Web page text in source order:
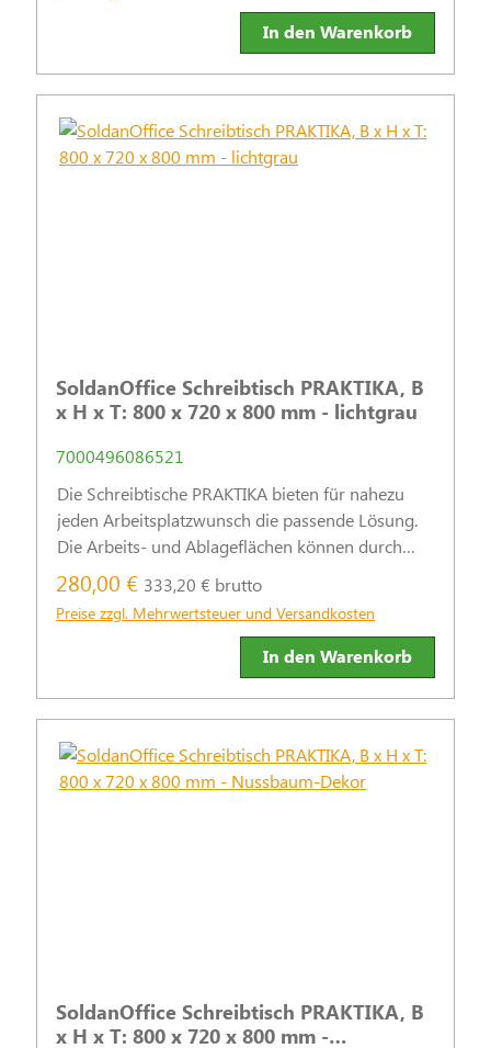
In den Warenkorb
SoldanOffice Schreibtisch PRAKTIKA, B
x H x T: 800 x 720 x 800 mm - lichtgrau
7000496086521
Die Schreibtische PRAKTIKA bieten für nahezu
jeden Arbeitsplatzwunsch die passende Lösung.
Die Arbeits- und Ablageflächen können durch
praktische Stand- und Rollcontainer sinnvoll
ergänzt werden.
280,00 € 333,20 € brutto
Preise zzgl. Mehrwertsteuer und Versandkosten
In den Warenkorb
SoldanOffice Schreibtisch PRAKTIKA, B
x H x T: 800 x 720 x 800 mm -